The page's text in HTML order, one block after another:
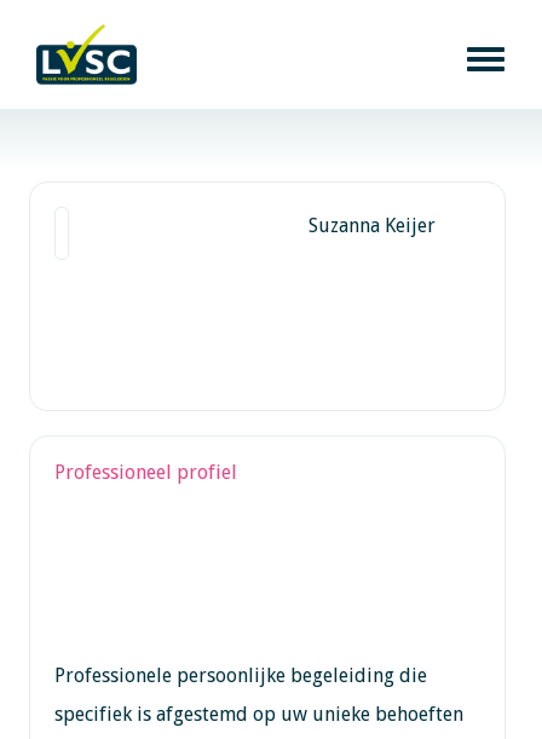
Suzanna Keijer
Professioneel profiel
Professionele persoonlijke begeleiding die
specifiek is afgestemd op uw unieke behoeften